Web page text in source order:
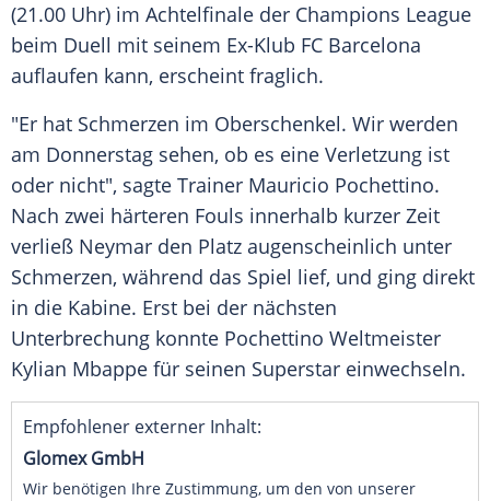
(21.00 Uhr) im Achtelfinale der Champions League
beim Duell mit seinem Ex-Klub FC Barcelona
auflaufen kann, erscheint fraglich.
"Er hat Schmerzen im Oberschenkel. Wir werden
am Donnerstag sehen, ob es eine Verletzung ist
oder nicht", sagte Trainer Mauricio Pochettino.
Nach zwei härteren Fouls innerhalb kurzer Zeit
verließ Neymar den Platz augenscheinlich unter
Schmerzen, während das Spiel lief, und ging direkt
in die Kabine. Erst bei der nächsten
Unterbrechung konnte Pochettino Weltmeister
Kylian Mbappe für seinen Superstar einwechseln.
Empfohlener externer Inhalt:
Glomex GmbH
Wir benötigen Ihre Zustimmung, um den von unserer